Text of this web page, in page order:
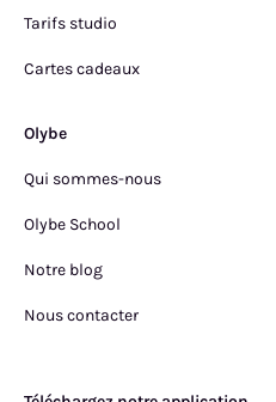
Tarifs studio
Cartes cadeaux
Olybe
Qui sommes-nous
Olybe School
Notre blog
Nous contacter